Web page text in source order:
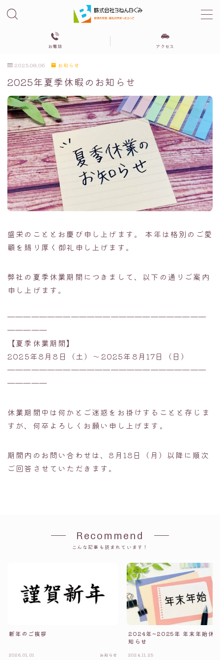
３びきの粉ぶた
グループホーム
自立サポートセンターみらい
居住支援法人さぽーとみらい
会社概要
お電話 アクセス
2025.08.06 お知らせ
2025年夏季休暇のお知らせ
盛栄のこととお慶び申し上げます。 本年は格別のご愛
顧を賜り厚く御礼申し上げます。
弊社の夏季休業期間につきまして、以下の通りご案内
申し上げます。
—————————————————————————
—————
【夏季休業期間】
2025年8月8日（土）～2025年8月17日（日）
—————————————————————————
—————
休業期間中は何かとご迷惑をお掛けすることと存じま
すが、何卒よろしくお願い申し上げます。
期間内のお問い合わせは、8月18日（月）以降に順次
ご回答させていただきます。
Recommend
こんな記事も読まれています！
新年のご挨拶
2026.01.01 お知らせ
2024年~2025年 年末年始休
知らせ
2024.11.25